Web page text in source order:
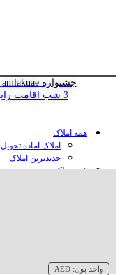
جشنواره amlakuae
3 شب اقامت رایگان هتل
همه املاک
املاک آماده تحویل
جدیدترین املاک
خرید ملک در دبی
واحد پول: AED